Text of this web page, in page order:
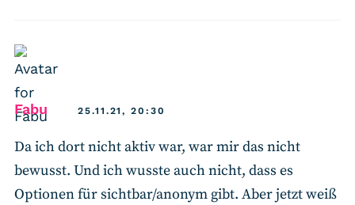
Fabu says:25.11.21, 20:30
Da ich dort nicht aktiv war, war mir das nicht
bewusst. Und ich wusste auch nicht, dass es
Optionen für sichtbar/anonym gibt. Aber jetzt weiß